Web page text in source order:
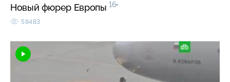
Новый фюрер Европы 16+
58483